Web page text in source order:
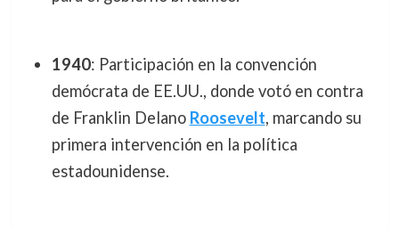
1940: Participación en la convención
demócrata de EE.UU., donde votó en contra
de Franklin Delano Roosevelt, marcando su
primera intervención en la política
estadounidense.